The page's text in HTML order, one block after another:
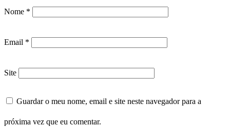
Nome *
Email *
Site
Guardar o meu nome, email e site neste navegador para a
próxima vez que eu comentar.